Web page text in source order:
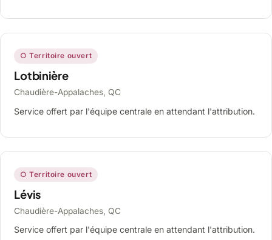
○ Territoire ouvert
Lotbinière
Chaudière-Appalaches, QC
Service offert par l'équipe centrale en attendant l'attribution.
○ Territoire ouvert
Lévis
Chaudière-Appalaches, QC
Service offert par l'équipe centrale en attendant l'attribution.